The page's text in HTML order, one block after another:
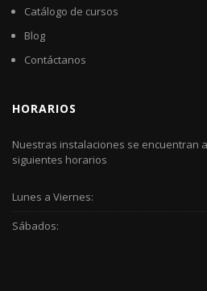
Catálogo de cursos
Blog
Contáctanos
HORARIOS
Nuestras instalaciones se encuentran
siguientes horarios
Lunes a Viernes:
Sábados: